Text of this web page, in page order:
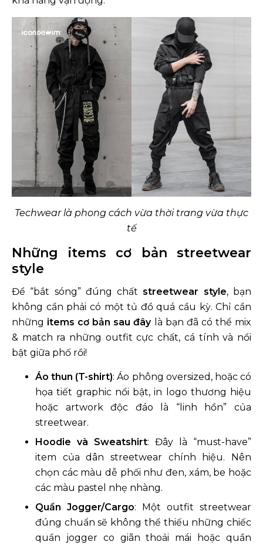
Techwear là phong cách vừa thời trang vừa thực
tế
Những items cơ bản streetwear
style
Để “bắt sóng” đúng chất streetwear style, bạn
không cần phải có một tủ đồ quá cầu kỳ. Chỉ cần
những items cơ bản sau đâylà bạn đã có thể mix
& match ra những outfit cực chất, cá tính và nổi
bật giữa phố rồi!
Áo thun (T-shirt): Áo phông oversized, hoặc có
họa tiết graphic nổi bật, in logo thương hiệu
hoặc artwork độc đáo là “linh hồn” của
streetwear.
Hoodie và Sweatshirt: Đây là “must-have”
item của dân streetwear chính hiệu. Nên
chọn các màu dễ phối như đen, xám, be hoặc
các màu pastel nhẹ nhàng.
Quần Jogger/Cargo: Một outfit streetwear
đúng chuẩn sẽ không thể thiếu những chiếc
quần jogger co giãn thoải mái hoặc quần